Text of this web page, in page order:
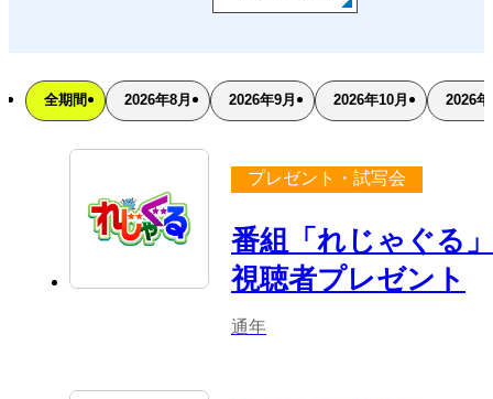
全期間 2026年8月 2026年9月 2026年10月 2026
プレゼント・試写会
番組「れじゃぐる」
視聴者プレゼント
通年